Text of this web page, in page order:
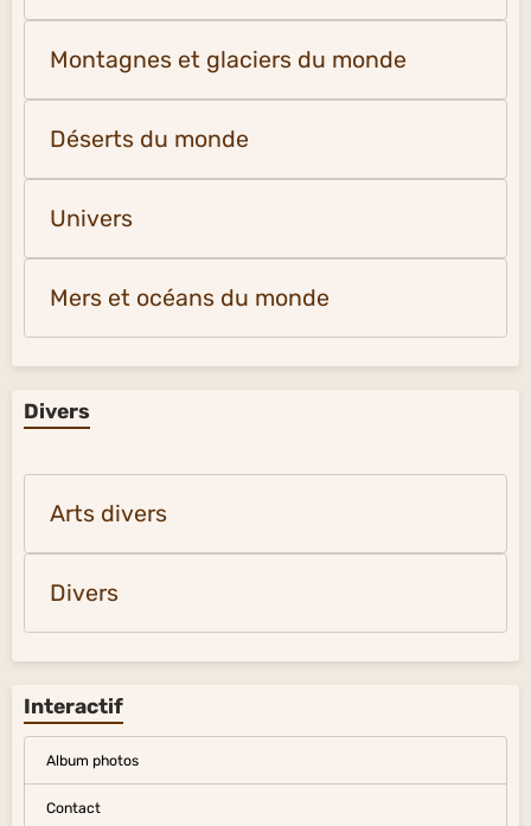
Montagnes et glaciers du monde
Déserts du monde
Univers
Mers et océans du monde
Divers
Arts divers
Divers
Interactif
Album photos
Contact